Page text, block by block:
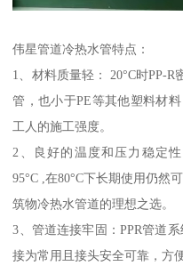
伟星管道冷热水管特点：
1、材料质量轻： 20°C时PP-
管，也小于PE等其他塑料材
工人的施工强度。
2、良好的温度和压力稳定
95°C ,在80°C下长期使用仍然
筑物冷热水管道的理想之选。
3、管道连接牢固：PPR管道
接为常用且接头安全可靠，方